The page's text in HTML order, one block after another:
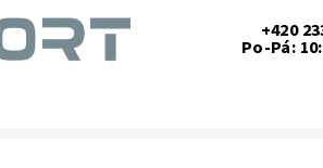
+420
Po-Pá: